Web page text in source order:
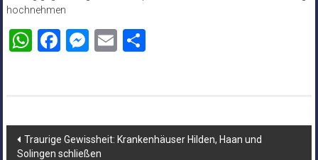
hochnehmen
WhatsApp
Facebook
Messenger
EmailTeilen
Beitragsnavigation
Traurige Gewissheit: Krankenhäuser Hilden, Haan und
Solingen schließen